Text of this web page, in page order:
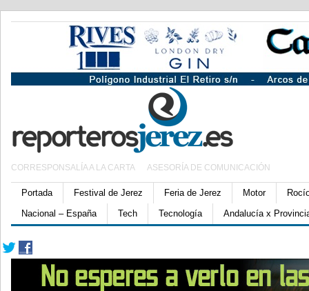
CORRESPONSALÍA A LA CARTA ASESORÍA DE COMUNICACIÓN
Portada Festival de Jerez Feria de Jerez Motor
Nacional – España
Tech Tecnología Andalucía x